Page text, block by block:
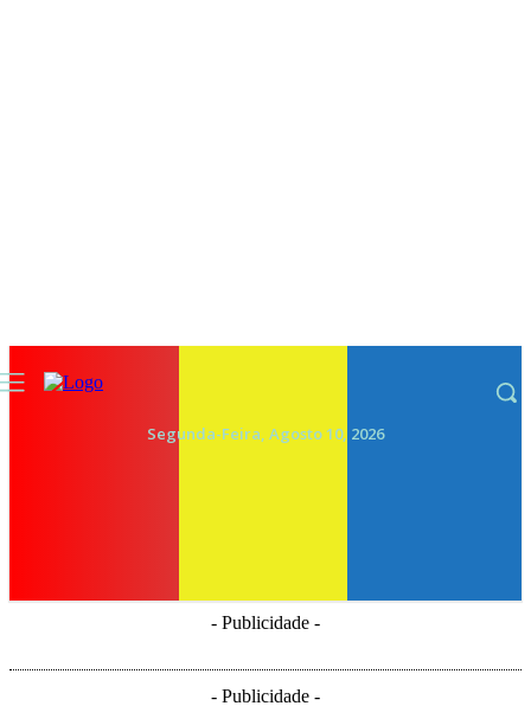
Segunda-Feira, Agosto 10, 2026
- Publicidade -
- Publicidade -